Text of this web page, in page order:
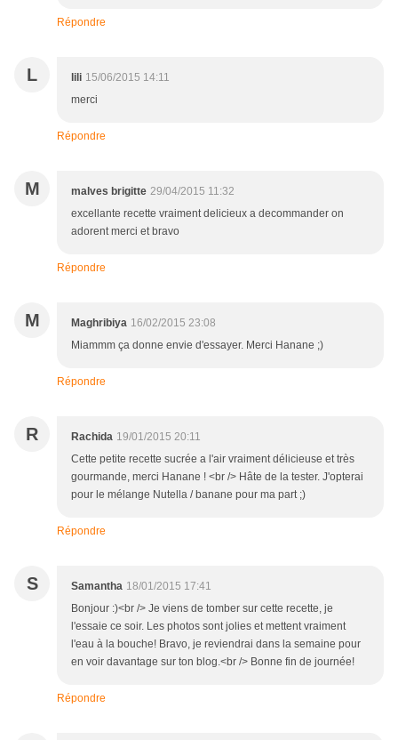
Répondre
L lili 15/06/2015 14:11
merci
Répondre
M malves brigitte 29/04/2015 11:32
excellante recette vraiment delicieux a decommander on
adorent merci et bravo
Répondre
M Maghribiya 16/02/2015 23:08
Miammm ça donne envie d'essayer. Merci Hanane ;)
Répondre
R Rachida 19/01/2015 20:11
Cette petite recette sucrée a l'air vraiment délicieuse et très
gourmande, merci Hanane ! <br /> Hâte de la tester. J'opterai
pour le mélange Nutella / banane pour ma part ;)
Répondre
S Samantha 18/01/2015 17:41
Bonjour :)<br /> Je viens de tomber sur cette recette, je
l'essaie ce soir. Les photos sont jolies et mettent vraiment
l'eau à la bouche! Bravo, je reviendrai dans la semaine pour
en voir davantage sur ton blog.<br /> Bonne fin de journée!
Répondre